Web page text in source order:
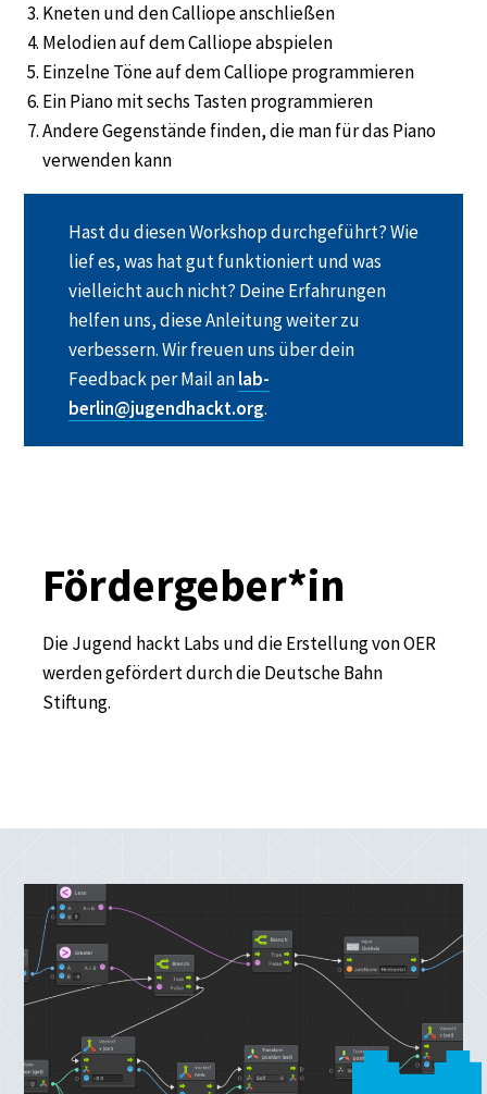
Kneten und den Calliope anschließen
Melodien auf dem Calliope abspielen
Einzelne Töne auf dem Calliope programmieren
Ein Piano mit sechs Tasten programmieren
Andere Gegenstände finden, die man für das Piano
verwenden kann
Hast du diesen Workshop durchgeführt? Wie
lief es, was hat gut funktioniert und was
vielleicht auch nicht? Deine Erfahrungen
helfen uns, diese Anleitung weiter zu
verbessern. Wir freuen uns über dein
Feedback per Mail anlab-
berlin@jugendhackt.org.
Fördergeber*in
Die Jugend hackt Labs und die Erstellung von OER
werden gefördert durch die Deutsche Bahn
Stiftung.